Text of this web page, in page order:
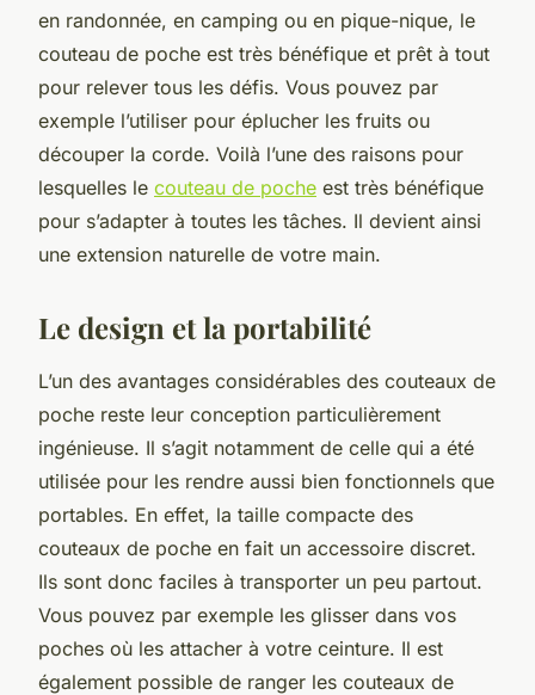
en randonnée, en camping ou en pique-nique, le
couteau de poche est très bénéfique et prêt à tout
pour relever tous les défis. Vous pouvez par
exemple l’utiliser pour éplucher les fruits ou
découper la corde. Voilà l’une des raisons pour
lesquelles le couteau de poche est très bénéfique
pour s’adapter à toutes les tâches. Il devient ainsi
une extension naturelle de votre main.
Le design et la portabilité
L’un des avantages considérables des couteaux de
poche reste leur conception particulièrement
ingénieuse. Il s’agit notamment de celle qui a été
utilisée pour les rendre aussi bien fonctionnels que
portables. En effet, la taille compacte des
couteaux de poche en fait un accessoire discret.
Ils sont donc faciles à transporter un peu partout.
Vous pouvez par exemple les glisser dans vos
poches où les attacher à votre ceinture. Il est
également possible de ranger les couteaux de